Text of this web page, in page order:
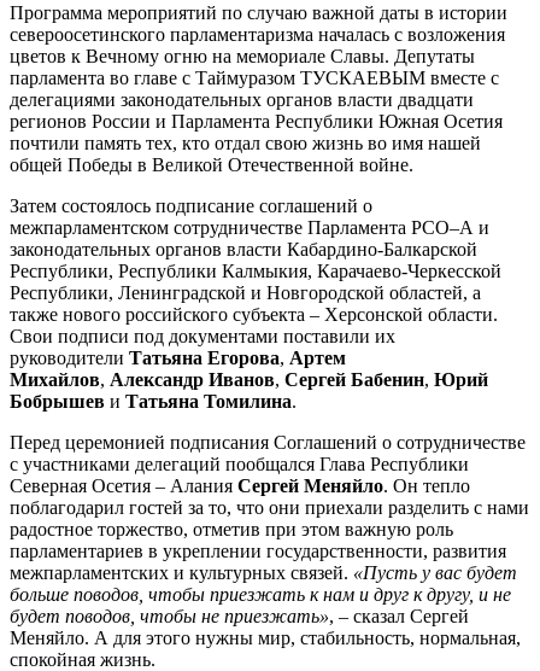
Программа мероприятий по случаю важной даты в истории
североосетинского парламентаризма началась с возложения
цветов к Вечному огню на мемориале Славы. Депутаты
парламента во главе с Таймуразом ТУСКАЕВЫМ вместе с
делегациями законодательных органов власти двадцати
регионов России и Парламента Республики Южная Осетия
почтили память тех, кто отдал свою жизнь во имя нашей
общей Победы в Великой Отечественной войне.
Затем состоялось подписание соглашений о
межпарламентском сотрудничестве Парламента РСО–А и
законодательных органов власти Кабардино-Балкарской
Республики, Республики Калмыкия, Карачаево-Черкесской
Республики, Ленинградской и Новгородской областей, а
также нового российского субъекта – Херсонской области.
Свои подписи под документами поставили их
руководители Татьяна Егорова, Артем
Михайлов, Александр Иванов, Сергей Бабенин, Юрий
Бобрышев и Татьяна Томилина.
Перед церемонией подписания Соглашений о сотрудничестве
с участниками делегаций пообщался Глава Республики
Северная Осетия – Алания Сергей Меняйло. Он тепло
поблагодарил гостей за то, что они приехали разделить с нами
радостное торжество, отметив при этом важную роль
парламентариев в укреплении государственности, развития
межпарламентских и культурных связей. «Пусть у вас будет
больше поводов, чтобы приезжать к нам и друг к другу, и не
будет поводов, чтобы не приезжать», – сказал Сергей
Меняйло. А для этого нужны мир, стабильность, нормальная,
спокойная жизнь.